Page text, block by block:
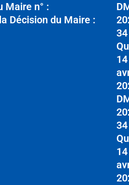
Maire n° :
Décision du Maire :
34
14
34
14